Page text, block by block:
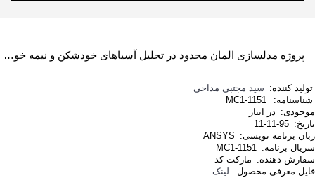
پروژه مدل­سازی المان محدود در تحلیل آسیاهای خودشکن و نیمه خودشکن با استفاده از نرم افزار ANSYS
تولید کننده: سید مجتبی مداحی
شناسنامه:
MC1-1151
موجودی: در انبار
تاریخ: 95-11-11
زبان برنامه نویسی: ANSYS
سریال برنامه: MC1-1151
سفارش دهنده: مارکت کد
فایل معرفی محصول: لینک